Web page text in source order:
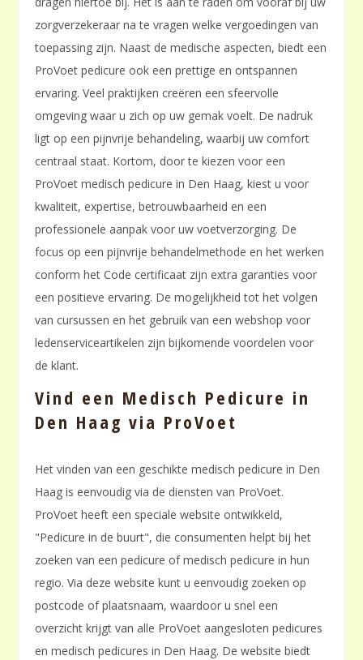
zorgverzekeraar na te vragen welke vergoedingen van
toepassing zijn. Naast de medische aspecten, biedt een
ProVoet pedicure ook een prettige en ontspannen
ervaring. Veel praktijken creëren een sfeervolle
omgeving waar u zich op uw gemak voelt. De nadruk
ligt op een pijnvrije behandeling, waarbij uw comfort
centraal staat. Kortom, door te kiezen voor een
ProVoet medisch pedicure in Den Haag, kiest u voor
kwaliteit, expertise, betrouwbaarheid en een
professionele aanpak voor uw voetverzorging. De
focus op een pijnvrije behandelmethode en het werken
conform het Code certificaat zijn extra garanties voor
een positieve ervaring. De mogelijkheid tot het volgen
van cursussen en het gebruik van een webshop voor
ledenserviceartikelen zijn bijkomende voordelen voor
de klant.
Vind een Medisch Pedicure in
Den Haag via ProVoet
Het vinden van een geschikte medisch pedicure in Den
Haag is eenvoudig via de diensten van ProVoet.
ProVoet heeft een speciale website ontwikkeld,
"Pedicure in de buurt", die consumenten helpt bij het
zoeken van een pedicure of medisch pedicure in hun
regio. Via deze website kunt u eenvoudig zoeken op
postcode of plaatsnaam, waardoor u snel een
overzicht krijgt van alle ProVoet aangesloten pedicures
en medisch pedicures in Den Haag. De website biedt